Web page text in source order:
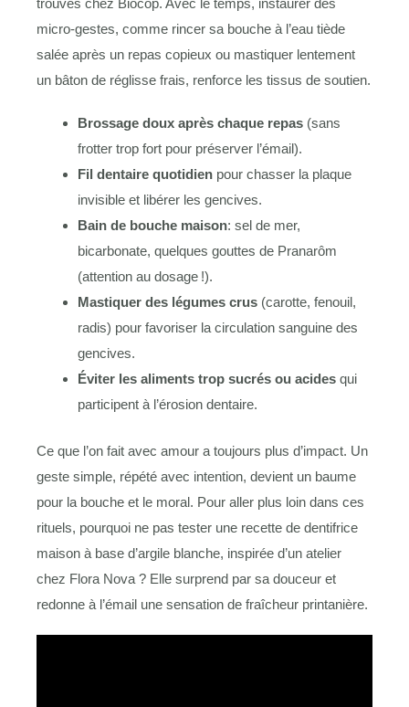
micro-gestes, comme rincer sa bouche à l’eau tiède
salée après un repas copieux ou mastiquer lentement
un bâton de réglisse frais, renforce les tissus de soutien.
Brossage doux après chaque repas (sans
frotter trop fort pour préserver l’émail).
Fil dentaire quotidien pour chasser la plaque
invisible et libérer les gencives.
Bain de bouche maison: sel de mer,
bicarbonate, quelques gouttes de Pranarôm
(attention au dosage !).
Mastiquer des légumes crus (carotte, fenouil,
radis) pour favoriser la circulation sanguine des
gencives.
Éviter les aliments trop sucrés ou acides qui
participent à l’érosion dentaire.
Ce que l’on fait avec amour a toujours plus d’impact. Un
geste simple, répété avec intention, devient un baume
pour la bouche et le moral. Pour aller plus loin dans ces
rituels, pourquoi ne pas tester une recette de dentifrice
maison à base d’argile blanche, inspirée d’un atelier
chez Flora Nova ? Elle surprend par sa douceur et
redonne à l’émail une sensation de fraîcheur printanière.